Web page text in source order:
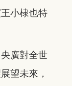
小棣也特
廣對全世
望未來，